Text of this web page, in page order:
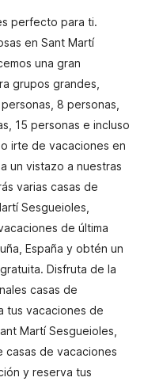
perfecto para ti.
en Sant Martí
una gran
grupos grandes,
8 personas,
15 personas e incluso
irte de vacaciones en
un vistazo a nuestras
varias casas de
Sesgueioles,
de última
España y obtén un
Disfruta de la
casas de
tus vacaciones de
Martí Sesgueioles,
casas de vacaciones
y reserva tus